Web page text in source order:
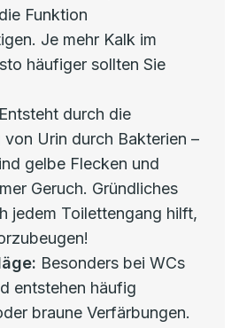
Funktion
Je mehr Kalk im
häufiger sollten Sie
Entsteht durch die
von Urin durch Bakterien –
gelbe Flecken und
Geruch. Gründliches
jedem Toilettengang hilft,
Besonders bei WCs
entstehen häufig
braune Verfärbungen.